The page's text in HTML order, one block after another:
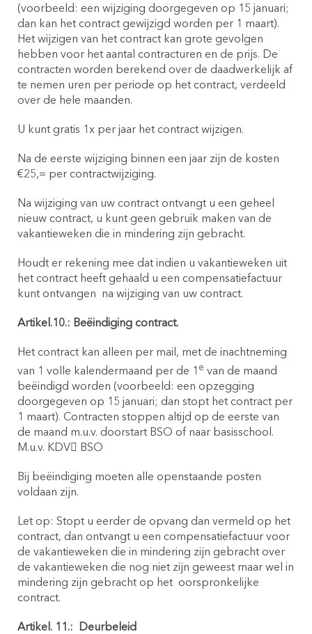
(voorbeeld: een wijziging doorgegeven op 15 januari;
dan kan het contract gewijzigd worden per 1 maart).
Het wijzigen van het contract kan grote gevolgen
hebben voor het aantal contracturen en de prijs. De
contracten worden berekend over de daadwerkelijk af
te nemen uren per periode op het contract, verdeeld
over de hele maanden.
U kunt gratis 1x per jaar het contract wijzigen.
Na de eerste wijziging binnen een jaar zijn de kosten
€25,= per contractwijziging.
Na wijziging van uw contract ontvangt u een geheel
nieuw contract, u kunt geen gebruik maken van de
vakantieweken die in mindering zijn gebracht.
Houdt er rekening mee dat indien u vakantieweken uit
het contract heeft gehaald u een compensatiefactuur
kunt ontvangen
na wijziging van uw contract.
Artikel.10.: Beëindiging contract.
Het contract kan alleen per mail, met de inachtneming
van 1 volle kalendermaand per de 1 e van de maand
beëindigd worden (voorbeeld: een opzegging
doorgegeven op 15 januari; dan stopt het contract per
1 maart). Contracten stoppen altijd op de eerste van
de maand m.u.v. doorstart BSO of naar basisschool.
M.u.v. KDV BSO
Bij beëindiging moeten alle openstaande posten
voldaan zijn.
Let op: Stopt u eerder de opvang dan vermeld op het
contract, dan ontvangt u een compensatiefactuur voor
de vakantieweken die in mindering zijn gebracht over
de vakantieweken die nog niet zijn geweest maar wel in
mindering zijn gebracht op het oorspronkelijke
contract.
Artikel. 11.: Deurbeleid